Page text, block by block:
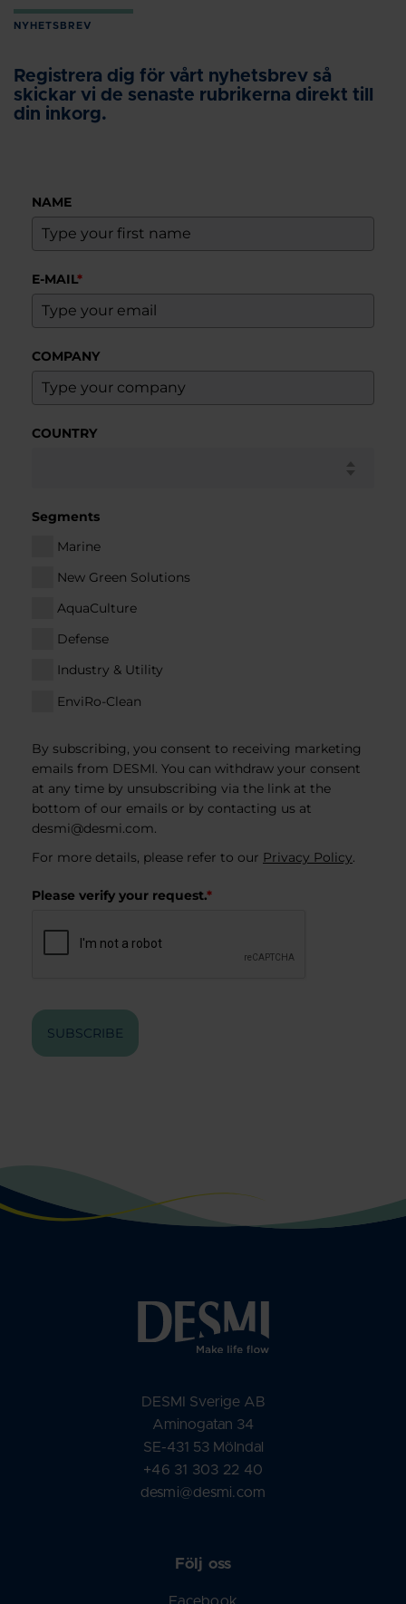
NYHETSBREV
Registrera dig för vårt nyhetsbrev så
skickar vi de senaste rubrikerna direkt till
din inkorg.
NAME
E-MAIL*
COMPANY
COUNTRY
Segments
Marine
New Green Solutions
AquaCulture
Defense
Industry & Utility
EnviRo-Clean
By subscribing, you consent to receiving marketing
emails from DESMI. You can withdraw your consent
at any time by unsubscribing via the link at the
bottom of our emails or by contacting us at
desmi@desmi.com.
For more details, please refer to our Privacy Policy.
Please verify your request.*
SUBSCRIBE
DESMI Sverige AB
Aminogatan 34
SE-431 53 Mölndal
+46 31 303 22 40
desmi@desmi.com
Följ oss
Facebook